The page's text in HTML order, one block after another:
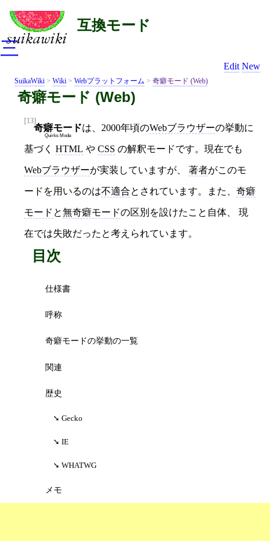
互換モード
Edit New
SuikaWiki > Wiki > Webプラットフォーム > 奇癖モード (Web)
奇癖モード (Web)
[13]
奇癖モード
Quirks Mode
は、2000年頃のWebブラウザーの挙動に
基づく HTML や CSS の解釈モードです。現在でも
Webブラウザーが実装していますが、 著者がこのモ
ードを用いるのは不適合とされています。また、 奇癖
モード と無奇癖モードの区別を設けたこと自体、 現
在では失敗だったと考えられています。
目次
仕様書
呼称
奇癖モードの挙動の一覧
関連
歴史
Gecko
IE
WHATWG
メモ
三